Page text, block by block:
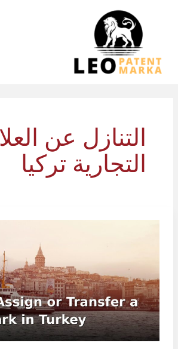
التنازل عن
التجارية تركيا
التجارية
أو
نقلها
في
تركيا